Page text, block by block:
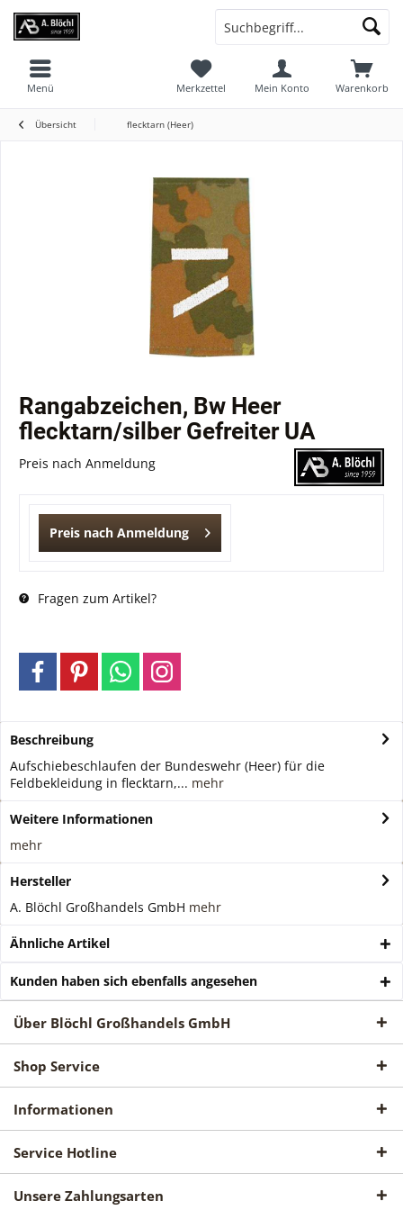
Warenkorb
Merkzettel Mein Konto
Menü
Übersicht flecktarn (Heer)
Rangabzeichen, Bw Heer
flecktarn/silber Gefreiter UA
Preis nach Anmeldung
Preis nach Anmeldung
Fragen zum Artikel?
Beschreibung
Aufschiebeschlaufen der Bundeswehr (Heer) für die
Feldbekleidung in flecktarn,... mehr
Weitere Informationen
mehr
Hersteller
A. Blöchl Großhandels GmbH mehr
Ähnliche Artikel
Kunden haben sich ebenfalls angesehen
Über Blöchl Großhandels GmbH
Shop Service
Informationen
Service Hotline
Unsere Zahlungsarten